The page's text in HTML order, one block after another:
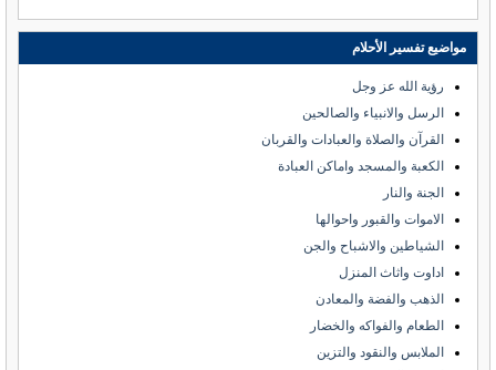
مواضيع تفسير الأحلام
رؤية الله عز وجل
الرسل والانبياء والصالحين
القرآن والصلاة والعبادات والقربان
الكعبة والمسجد واماكن العبادة
الجنة والنار
الاموات والقبور واحوالها
الشياطين والاشباح والجن
اداوت واثاث المنزل
الذهب والفضة والمعادن
الطعام والفواكه والخضار
الملابس والنقود والتزين